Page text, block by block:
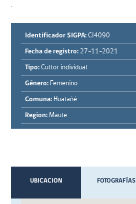
.
Identificador SIGPA: CI4090
Fecha de registro: 27-11-2021
Tipo: Cultor individual
Género: Femenino
Comuna: Hualañé
Region: Maule
UBICACION FOTOGRAFÍAS